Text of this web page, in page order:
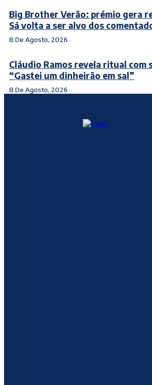
Big Brother Verão: prémio gera
Sá volta a ser alvo dos
8 De Agosto, 2026
Cláudio Ramos revela ritual com
“Gastei um dinheirão em sal”
8 De Agosto, 2026